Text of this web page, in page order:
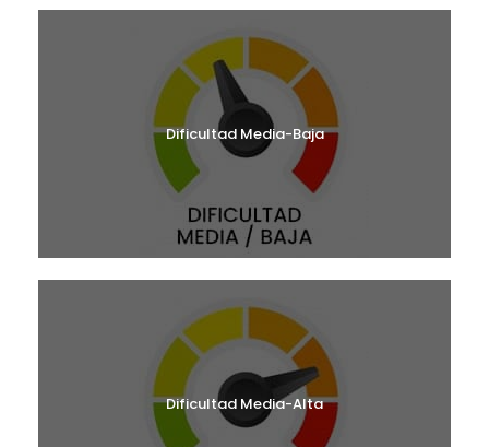
Dificultad Media-Baja
Dificultad Media-Alta